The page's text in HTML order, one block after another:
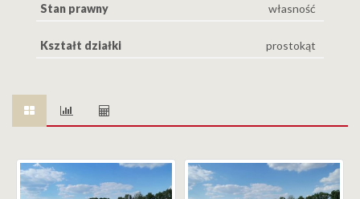
Stan prawny własność
Kształt działki prostokąt